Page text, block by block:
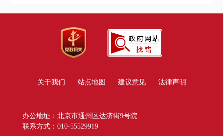
关于我们 站点地图 建议意见 法律声明
办公地址：北京市通州区达济街9号院
联系方式：010-55529919